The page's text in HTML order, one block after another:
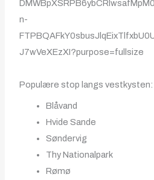
Populære stop langs vestkysten:
Blåvand
Hvide Sande
Søndervig
Thy Nationalpark
Rømø